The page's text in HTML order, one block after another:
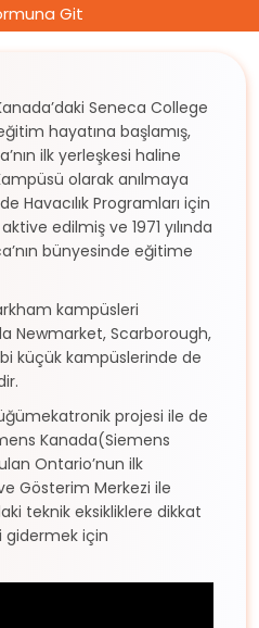
Git
Seneca College
hayatına başlamış,
ilk yerleşkesi haline
olarak anılmaya
Havacılık Programları için
edilmiş ve 1971 yılında
bünyesinde eğitime
kampüsleri
Newmarket, Scarborough,
küçük kampüslerinde de
projesi ile de
Kanada(Siemens
Ontario’nun ilk
Gösterim Merkezi ile
teknik eksikliklere dikkat
gidermek için